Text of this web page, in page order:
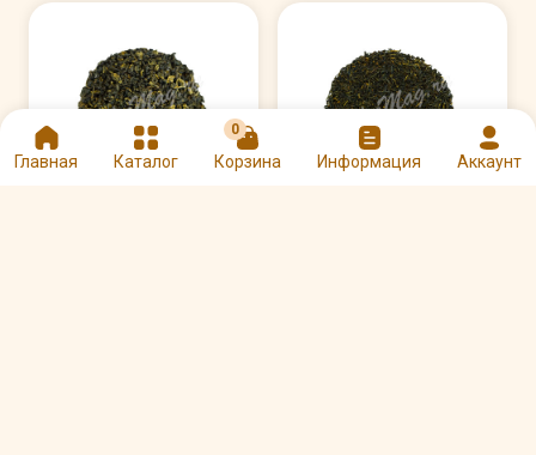
Главная Каталог
0
Корзина Информация Аккаунт